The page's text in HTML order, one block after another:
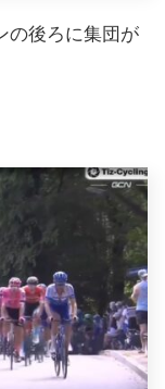
の後ろに集団が